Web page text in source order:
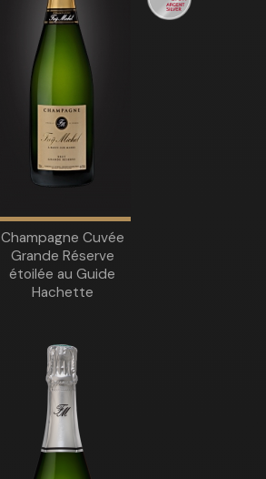
Champagne Cuvée
Grande Réserve
étoilée au Guide
Hachette